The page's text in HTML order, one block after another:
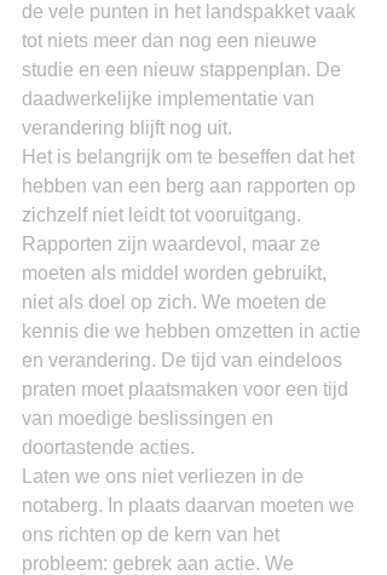
de vele punten in het landspakket vaak
tot niets meer dan nog een nieuwe
studie en een nieuw stappenplan. De
daadwerkelijke implementatie van
verandering blijft nog uit.
Het is belangrijk om te beseffen dat het
hebben van een berg aan rapporten op
zichzelf niet leidt tot vooruitgang.
Rapporten zijn waardevol, maar ze
moeten als middel worden gebruikt,
niet als doel op zich. We moeten de
kennis die we hebben omzetten in actie
en verandering. De tijd van eindeloos
praten moet plaatsmaken voor een tijd
van moedige beslissingen en
doortastende acties.
Laten we ons niet verliezen in de
notaberg. In plaats daarvan moeten we
ons richten op de kern van het
probleem: gebrek aan actie. We